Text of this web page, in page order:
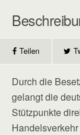
Teilen
Durch die
gelangt die
Stützpunkte